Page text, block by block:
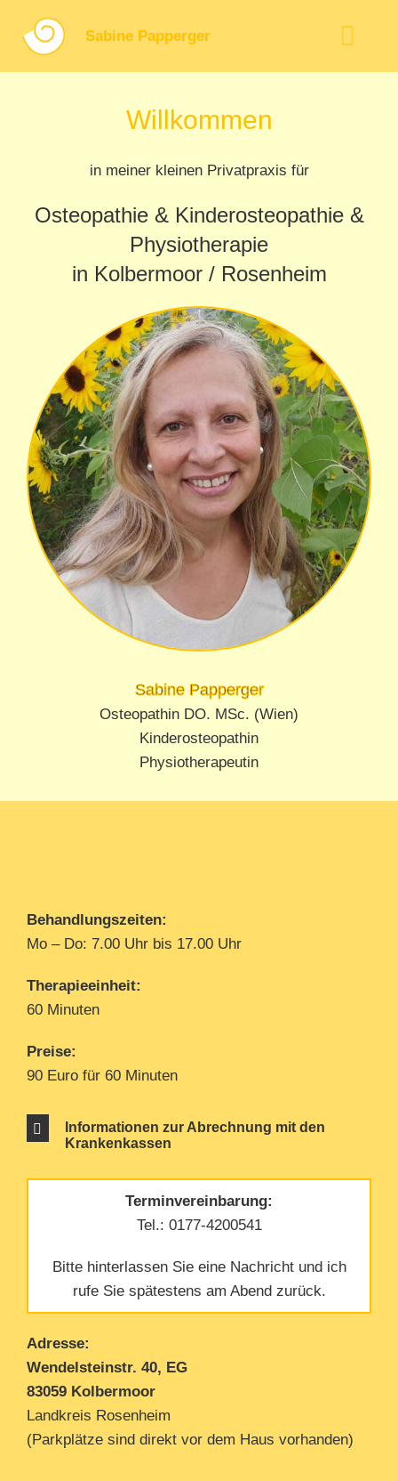
Inhalt
springen
Sabine Papperger
Allg. Info
Willkommen
in meiner kleinen Privatpraxis für
Osteopathie & Kinderosteopathie &
Physiotherapie
in Kolbermoor / Rosenheim
Sabine Papperger
Osteopathin DO. MSc. (Wien)
Kinderosteopathin
Physiotherapeutin
Behandlungszeiten:
Mo – Do: 7.00 Uhr bis 17.00 Uhr
Therapieeinheit:
60 Minuten
Preise:
90 Euro für 60 Minuten
Informationen zur Abrechnung mit den
Krankenkassen
Terminvereinbarung:
Tel.: 0177-4200541
Bitte hinterlassen Sie eine Nachricht und ich
rufe Sie spätestens am Abend zurück.
Adresse:
Wendelsteinstr. 40, EG
83059 Kolbermoor
Landkreis Rosenheim
(Parkplätze sind direkt vor dem Haus vorhanden)